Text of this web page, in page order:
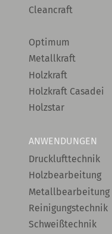
Cleancraft
Optimum
Metallkraft
Holzkraft
Holzkraft Casadei
Holzstar
ANWENDUNGEN
Drucklufttechnik
Holzbearbeitung
Metallbearbeitung
Reinigungstechnik
Schweißtechnik